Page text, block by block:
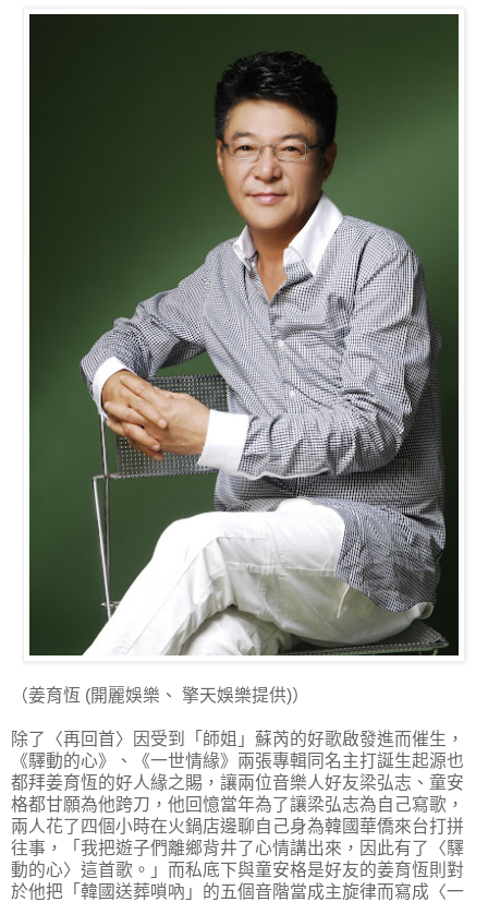
（姜育恆 (開麗娛樂、 擎天娛樂提供)）
除了〈再回首〉因受到「師姐」蘇芮的好歌啟發進而催生，
《驛動的心》、《一世情緣》兩張專輯同名主打誕生起源也
都拜姜育恆的好人緣之賜，讓兩位音樂人好友梁弘志、童安
格都甘願為他跨刀，他回憶當年為了讓梁弘志為自己寫歌，
兩人花了四個小時在火鍋店邊聊自己身為韓國華僑來台打拼
往事，「我把遊子們離鄉背井了心情講出來，因此有了〈驛
動的心〉這首歌。」而私底下與童安格是好友的姜育恆則對
於他把「韓國送葬嗩吶」的五個音階當成主旋律而寫成〈一